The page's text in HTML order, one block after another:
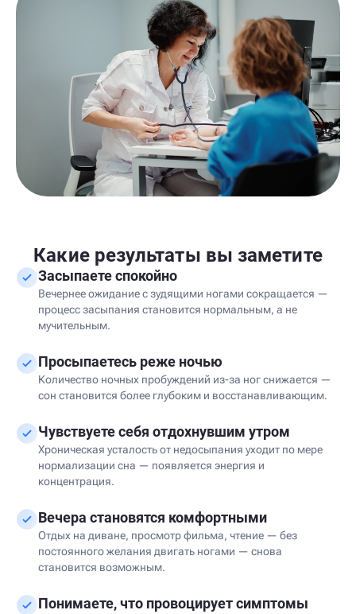
Какие результаты вы заметите
Засыпаете спокойно
Вечернее ожидание с зудящими ногами сокращается —
процесс засыпания становится нормальным, а не
мучительным.
Просыпаетесь реже ночью
Количество ночных пробуждений из-за ног снижается —
сон становится более глубоким и восстанавливающим.
Чувствуете себя отдохнувшим утром
Хроническая усталость от недосыпания уходит по мере
нормализации сна — появляется энергия и
концентрация.
Вечера становятся комфортными
Отдых на диване, просмотр фильма, чтение — без
постоянного желания двигать ногами — снова
становится возможным.
Понимаете, что провоцирует симптомы